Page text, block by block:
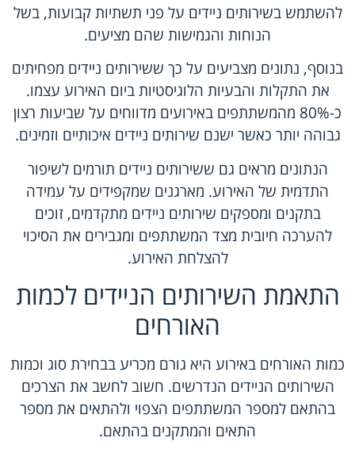
להשתמש בשירותים ניידים על פני תשתיות קבועות, בשל
הנוחות והגמישות שהם מציעים.
בנוסף, נתונים מצביעים על כך ששירותים ניידים מפחיתים
את התקלות והבעיות הלוגיסטיות ביום האירוע עצמו.
כ-80% מהמשתתפים באירועים מדווחים על שביעות רצון
גבוהה יותר כאשר ישנם שירותים ניידים איכותיים וזמינים.
הנתונים מראים גם ששירותים ניידים תורמים לשיפור
התדמית של האירוע. מארגנים שמקפידים על עמידה
בתקנים ומספקים שירותים ניידים מתקדמים, זוכים
להערכה חיובית מצד המשתתפים ומגבירים את הסיכוי
להצלחת האירוע.
התאמת השירותים הניידים לכמות
האורחים
כמות האורחים באירוע היא גורם מכריע בבחירת סוג וכמות
השירותים הניידים הנדרשים. חשוב לחשב את הצרכים
בהתאם למספר המשתתפים הצפוי ולהתאים את מספר
התאים והמתקנים בהתאם.